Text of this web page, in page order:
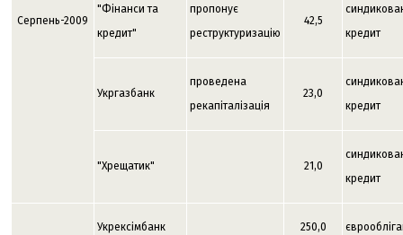
Серпень-2009
"Фінанси та
кредит"
пропонує
реструктуризацію
42,5
кредит
Укргазбанк
проведена
рекапіталізація
23,0
кредит
"Хрещатик" 21,0
кредит
Укрексімбанк 250,0